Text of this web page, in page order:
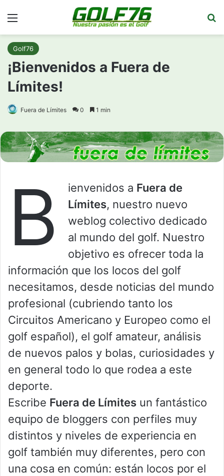
Golf76
¡Bienvenidos a Fuera de
Límites!
Fuera de Límites 0 1 min
B ienvenidos a Fuera de
Límites, nuestro nuevo
weblog colectivo dedicado
al mundo del golf. Nuestro
objetivo es ofrecer toda la
información que los locos del golf
necesitamos, desde noticias del mundo
profesional (cubriendo tanto los
Circuitos Americano y Europeo como el
golf español), el golf amateur, análisis
de nuevos palos y bolas, curiosidades y
en general todo lo que rodea a este
deporte.
Escribe Fuera de Límites un fantástico
equipo de bloggers con perfiles muy
distintos y niveles de experiencia en
golf también muy diferentes, pero con
una cosa en común: están locos por el